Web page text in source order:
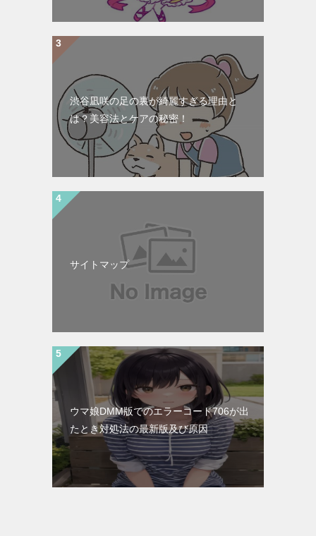
渋谷凪咲の足の裏が綺麗すぎる理由と
は？美容法とケアの秘密！
サイトマップ
ウマ娘DMM版でのエラーコード706が出
たとき対処法の最新版及び原因